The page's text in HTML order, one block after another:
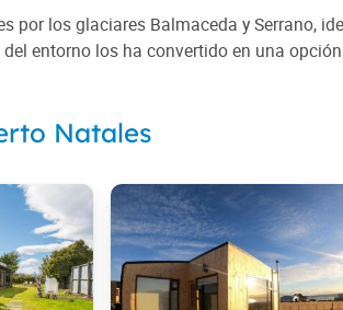
por los glaciares Balmaceda y Serrano,
entorno los ha convertido en una
Natales